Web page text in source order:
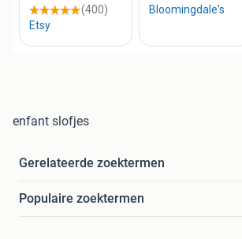
enfant slofjes
Gerelateerde zoektermen
Populaire zoektermen